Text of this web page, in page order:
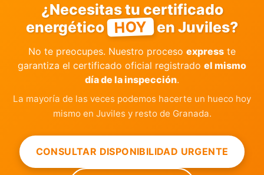
¿Necesitas tu certificado
energético HOY en Juviles?
No te preocupes. Nuestro proceso express te
garantiza el certificado oficial registrado el mismo
día de la inspección.
La mayoría de las veces podemos hacerte un hueco hoy
mismo en Juviles y resto de Granada.
CONSULTAR DISPONIBILIDAD URGENTE